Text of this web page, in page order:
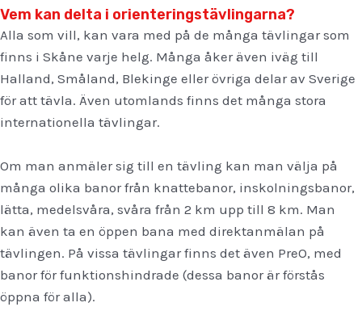
Vem kan delta i orienteringstävlingarna?
Alla som vill, kan vara med på de många tävlingar som
finns i Skåne varje helg. Många åker även iväg till
Halland, Småland, Blekinge eller övriga delar av Sverige
för att tävla. Även utomlands finns det många stora
internationella tävlingar.
Om man anmäler sig till en tävling kan man välja på
många olika banor från knattebanor, inskolningsbanor,
lätta, medelsvåra, svåra från 2 km upp till 8 km. Man
kan även ta en öppen bana med direktanmälan på
tävlingen. På vissa tävlingar finns det även PreO, med
banor för funktionshindrade (dessa banor är förstås
öppna för alla).